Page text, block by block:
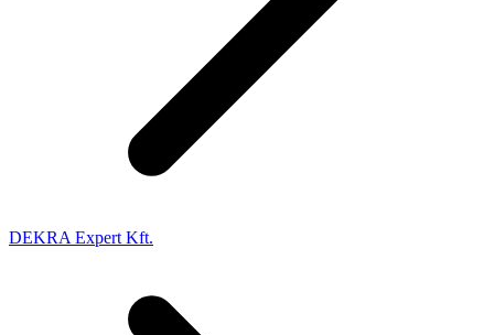
DEKRA Expert Kft.